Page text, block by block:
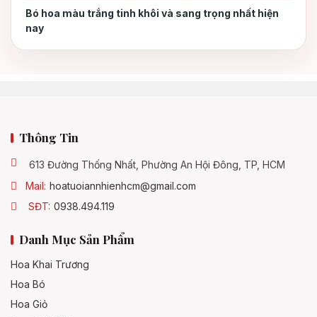
và Hoa Giỏ
Bó hoa màu trắng tinh khôi và sang trọng nhất hiện
nay
Thông Tin
613 Đường Thống Nhất, Phường An Hội Đông, TP, HCM
Mail: hoatuoiannhienhcm@gmail.com
SĐT: 0938.494.119
Danh Mục Sản Phẩm
Hoa Khai Trương
Hoa Bó
Hoa Giỏ